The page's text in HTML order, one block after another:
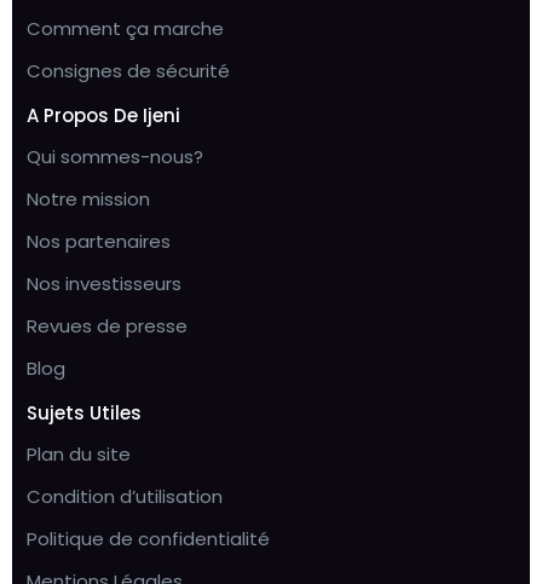
Comment ça marche
Consignes de sécurité
A Propos De Ijeni
Qui sommes-nous?
Notre mission
Nos partenaires
Nos investisseurs
Revues de presse
Blog
Sujets Utiles
Plan du site
Condition d’utilisation
Politique de confidentialité